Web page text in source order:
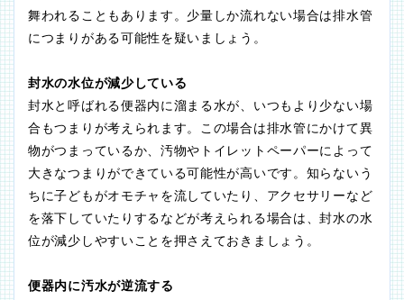
舞われることもあります。少量しか流れない場合は排水管
につまりがある可能性を疑いましょう。
封水の水位が減少している
封水と呼ばれる便器内に溜まる水が、いつもより少ない場
合もつまりが考えられます。この場合は排水管にかけて異
物がつまっているか、汚物やトイレットペーパーによって
大きなつまりができている可能性が高いです。知らないう
ちに子どもがオモチャを流していたり、アクセサリーなど
を落下していたりするなどが考えられる場合は、封水の水
位が減少しやすいことを押さえておきましょう。
便器内に汚水が逆流する